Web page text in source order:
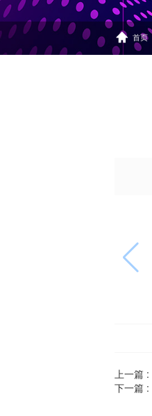
首页
上一篇 :
下一篇 :